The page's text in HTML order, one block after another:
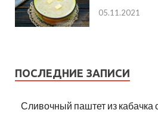
05.11.2021
ПОСЛЕДНИЕ ЗАПИСИ
Сливочный паштет из кабачка